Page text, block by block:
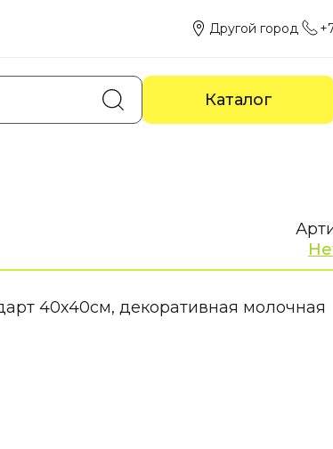
Другой город
Каталог
40х40см, декоративная молочная